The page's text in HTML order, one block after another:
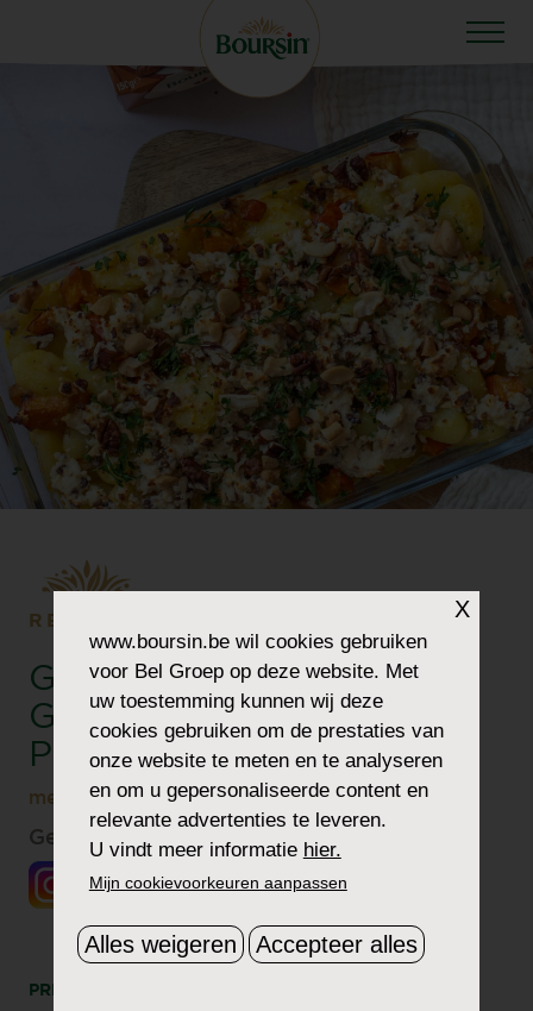
RECEPT
GNOCCHI MET
GEGRATINEERDE
POMPOEN
met Boursin ®3 Noten
Gezien bij @Zestymanou
PRINT
X
www.boursin.bewil cookies gebruiken
voor Bel Groep op deze website. Met
uw toestemming kunnen wij deze
cookies gebruiken om de prestaties van
onze website te meten en te analyseren
en om u gepersonaliseerde content en
relevante advertenties te leveren.
U vindt meer informatie hier.
Mijn cookievoorkeuren aanpassen
Alles weigeren Accepteer alles